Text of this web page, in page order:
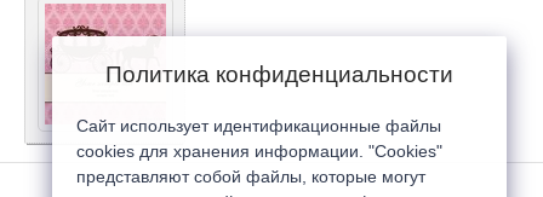
Политика конфиденциальности
Сайт использует идентификационные файлы
cookies для хранения информации. "Cookies"
представляют собой файлы, которые могут